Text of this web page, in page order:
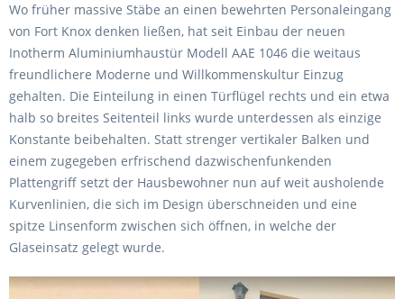
Wo früher massive Stäbe an einen bewehrten Personaleingang
von Fort Knox denken ließen, hat seit Einbau der neuen
Inotherm Aluminiumhaustür Modell AAE 1046 die weitaus
freundlichere Moderne und Willkommenskultur Einzug
gehalten. Die Einteilung in einen Türflügel rechts und ein etwa
halb so breites Seitenteil links wurde unterdessen als einzige
Konstante beibehalten. Statt strenger vertikaler Balken und
einem zugegeben erfrischend dazwischenfunkenden
Plattengriff setzt der Hausbewohner nun auf weit ausholende
Kurvenlinien, die sich im Design überschneiden und eine
spitze Linsenform zwischen sich öffnen, in welche der
Glaseinsatz gelegt wurde.